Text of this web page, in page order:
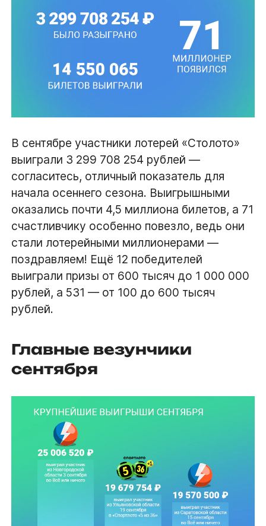
В сентябре участники лотерей «Столото»
выиграли 3 299 708 254 рублей —
согласитесь, отличный показатель для
начала осеннего сезона. Выигрышными
оказались почти 4,5 миллиона билетов, а 71
счастливчику особенно повезло, ведь они
стали лотерейными миллионерами —
поздравляем! Ещё 12 победителей
выиграли призы от 600 тысяч до 1 000 000
рублей, а 531 — от 100 до 600 тысяч
рублей.
Главные везунчики
сентября